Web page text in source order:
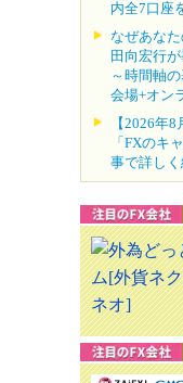
内全7口座
なぜあな
田向宏行
～時間軸
会場+オン
【2026年
「FXのキ
事で詳しく